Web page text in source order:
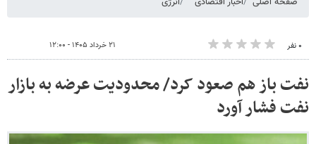
۰ نفر ۲۱ خرداد ۱۴۰۵ - ۱۲:۰۰
نفت باز هم صعود کرد/ محدودیت عرضه به بازار
نفت فشار آورد